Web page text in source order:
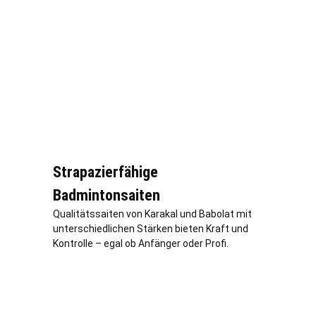
Strapazierfähige
Badmintonsaiten
Qualitätssaiten von Karakal und Babolat mit
unterschiedlichen Stärken bieten Kraft und
Kontrolle – egal ob Anfänger oder Profi.